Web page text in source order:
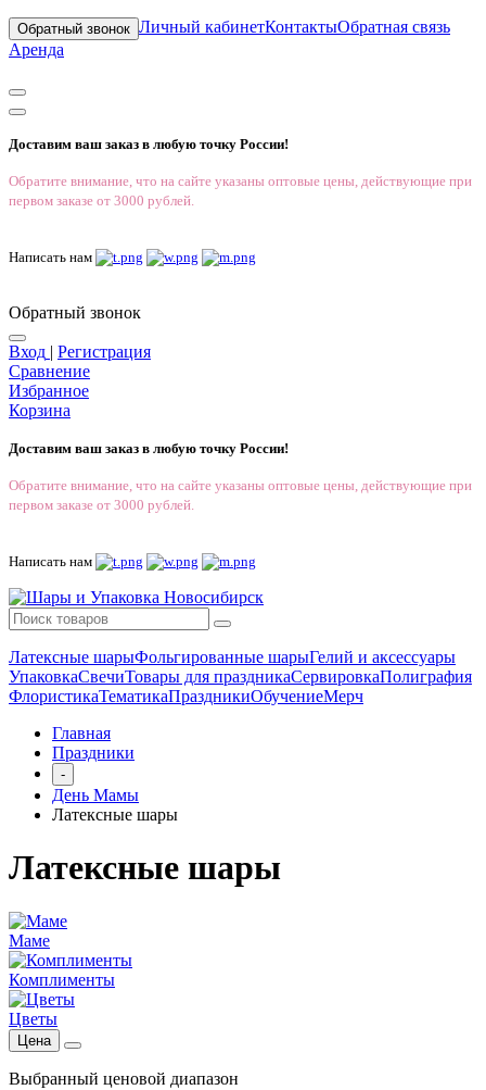
Обратный звонок Личный кабинетКонтактыОбратная связь
Аренда
Доставим ваш заказ в любую точку России!
Обратите внимание, что на сайте указаны оптовые цены, действующие при
первом заказе от 3000 рублей.
Написать нам
Обратный звонок
Вход | Регистрация
Сравнение
Избранное
Корзина
Доставим ваш заказ в любую точку России!
Обратите внимание, что на сайте указаны оптовые цены, действующие при
первом заказе от 3000 рублей.
Написать нам
Латексные шарыФольгированные шарыГелий и аксессуары
УпаковкаСвечиТовары для праздникаСервировкаПолиграфия
ФлористикаТематикаПраздникиОбучениеМерч
Главная
Праздники
-
День Мамы
Латексные шары
Латексные шары
Маме
Комплименты
Цветы
Цена
Выбранный ценовой диапазон